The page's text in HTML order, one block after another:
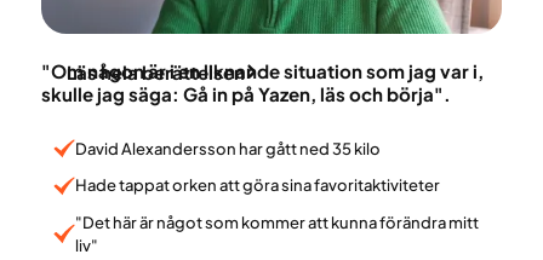
"Om någon är i en liknande situation som jag var i,
skulle jag säga: Gå in på Yazen, läs och börja".
David Alexandersson har gått ned 35 kilo
Hade tappat orken att göra sina favoritaktiviteter
"Det här är något som kommer att kunna förändra mitt
liv"
Läs hela berättelsen